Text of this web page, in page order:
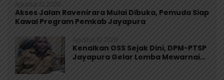
Agustus 10, 2026
Akses Jalan Ravenirara Mulai Dibuka, Pemuda Siap
Kawal Program Pemkab Jayapura
Agustus 10, 2026
Kenalkan OSS Sejak Dini, DPM-PTSP
Jayapura Gelar Lomba Mewarnai